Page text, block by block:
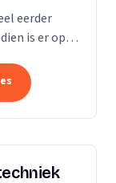
eerder
is er op